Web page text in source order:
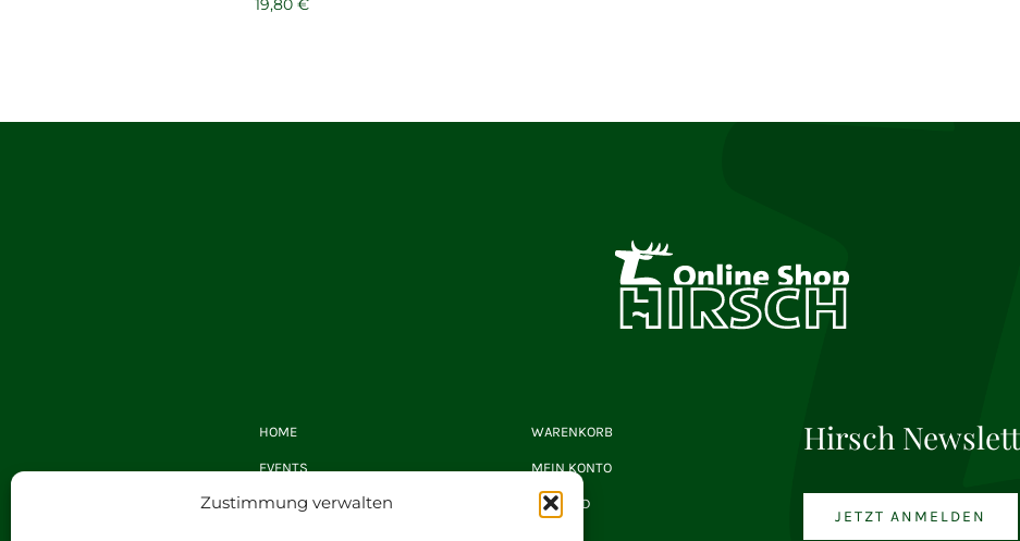
Zustimmung verwalten
19,80 €
HOME
EVENTS
GUTSCHEINE
WARENKORB
MEIN KONTO
VERSAND
Hirsch
JETZT ANMELDEN